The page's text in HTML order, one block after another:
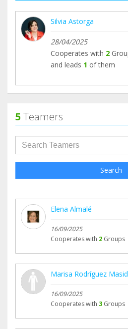
Silvia Astorga
28/04/2025
Cooperates with 2
and leads 1 of them
5 Teamers
Search
Elena Almalé
16/09/2025
Cooperates with 2 Groups
Marisa Rodríguez
16/09/2025
Cooperates with 3 Groups